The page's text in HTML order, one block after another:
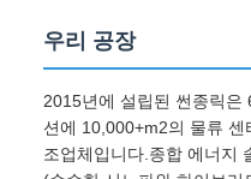
우리 공장
2015년에 설립된 썬종릭은
션에 10,000+m2의 물류
조업체입니다.종합 에너지